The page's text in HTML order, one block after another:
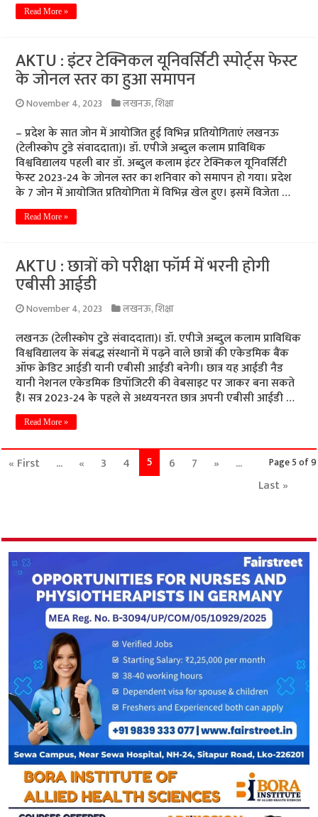
Read More »
AKTU : इंटर टेक्निकल यूनिवर्सिटी स्पोर्ट्स फेस्ट
के जोनल स्तर का हुआ समापन
November 4, 2023 लखनऊ,शिक्षा
– प्रदेश के सात जोन में आयोजित हुई विभिन्न प्रतियोगिताएं लखनऊ
(टेलीस्कोप टुडे संवाददाता)। डॉ. एपीजे अब्दुल कलाम प्राविधिक
विश्वविद्यालय पहली बार डॉ. अब्दुल कलाम इंटर टेक्निकल यूनिवर्सिटी
फेस्ट 2023-24 के जोनल स्तर का शनिवार को समापन हो गया। प्रदेश
के 7 जोन में आयोजित प्रतियोगिता में विभिन्न खेल हुए। इसमें विजेता …
Read More »
AKTU : छात्रों को परीक्षा फॉर्म में भरनी होगी
एबीसी आईडी
November 4, 2023 लखनऊ,शिक्षा
लखनऊ (टेलीस्कोप टुडे संवाददाता)। डॉ. एपीजे अब्दुल कलाम प्राविधिक
विश्वविद्यालय के संबद्ध संस्थानों में पढ़ने वाले छात्रों की एकेडमिक बैंक
ऑफ क्रेडिट आईडी यानी एबीसी आईडी बनेगी। छात्र यह आईडी नैड
यानी नेशनल एकेडमिक डिपॉजिटरी की वेबसाइट पर जाकर बना सकते
हैं। सत्र 2023-24 के पहले से अध्ययनरत छात्र अपनी एबीसी आईडी …
Read More »
Page 5 of 9
« First ... « 3 4 5 6 7 »
...
Last »